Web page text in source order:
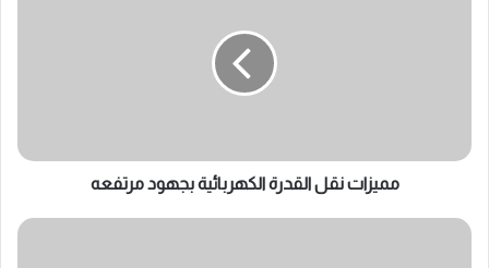
مميزات نقل القدرة الكهربائية بجهود مرتفعه
كيف